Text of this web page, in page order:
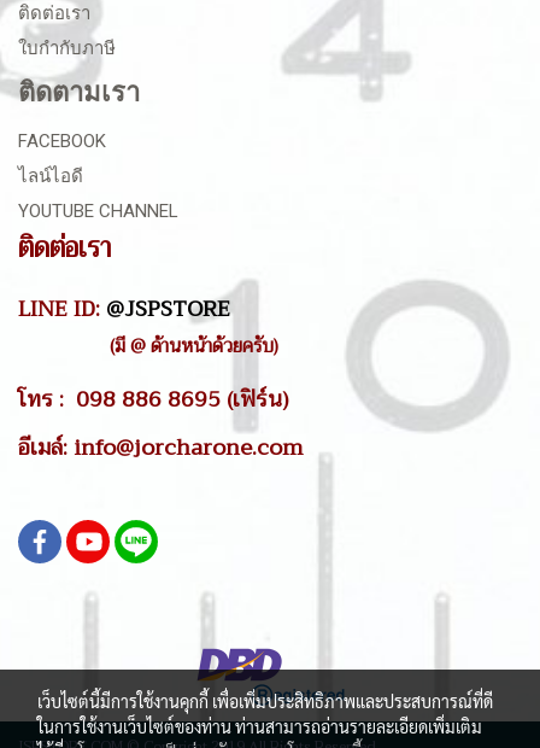
ติดต่อเรา
ใบกำกับภาษี
ติดตามเรา
FACEBOOK
ไลน์ไอดี
YOUTUBE CHANNEL
ติดต่อเรา
LINE ID:@JSPSTORE
(มี @ ด้านหน้าด้วยครับ)
โทร : 098 886 8695 (เฟิร์น)
อีเมล์: info@jorcharone.com
เว็บไซต์นี้มีการใช้งานคุกกี้ เพื่อเพิ่มประสิทธิภาพและประสบการณ์ที่ดี
ในการใช้งานเว็บไซต์ของท่าน ท่านสามารถอ่านรายละเอียดเพิ่มเติม